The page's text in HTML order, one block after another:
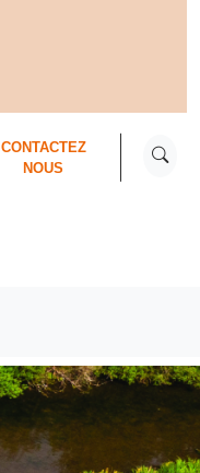
CONTACTEZ
NOUS